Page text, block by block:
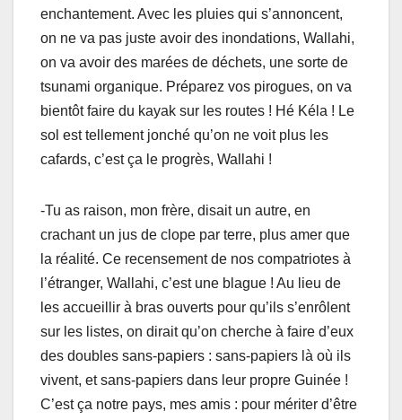
enchantement. Avec les pluies qui s’annoncent,
on ne va pas juste avoir des inondations, Wallahi,
on va avoir des marées de déchets, une sorte de
tsunami organique. Préparez vos pirogues, on va
bientôt faire du kayak sur les routes ! Hé Kéla ! Le
sol est tellement jonché qu’on ne voit plus les
cafards, c’est ça le progrès, Wallahi !
-Tu as raison, mon frère, disait un autre, en
crachant un jus de clope par terre, plus amer que
la réalité. Ce recensement de nos compatriotes à
l’étranger, Wallahi, c’est une blague ! Au lieu de
les accueillir à bras ouverts pour qu’ils s’enrôlent
sur les listes, on dirait qu’on cherche à faire d’eux
des doubles sans-papiers : sans-papiers là où ils
vivent, et sans-papiers dans leur propre Guinée !
C’est ça notre pays, mes amis : pour mériter d’être